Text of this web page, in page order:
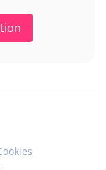
facebook
sur linkedin
nous sur